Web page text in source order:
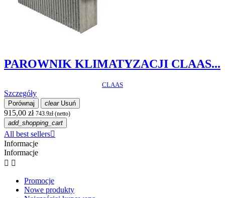
PAROWNIK KLIMATYZACJI CLAAS...
CLAAS
Szczegóły
Porównaj clearUsuń
915,00 zł 743.9zł (netto)
add_shopping_cart
All best sellers
Informacje
Informacje
 
Promocje
Nowe produkty